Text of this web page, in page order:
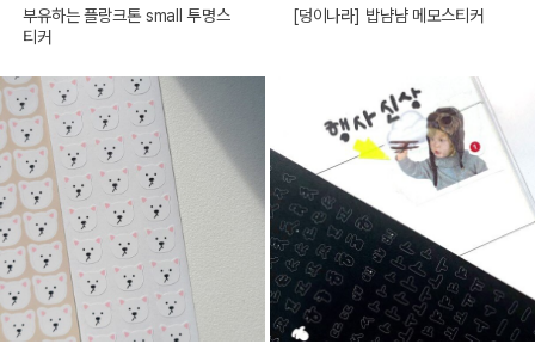
부유하는 플랑크톤 small 투명스
티커
[덩이나라] 밥냠냠 메모스티커